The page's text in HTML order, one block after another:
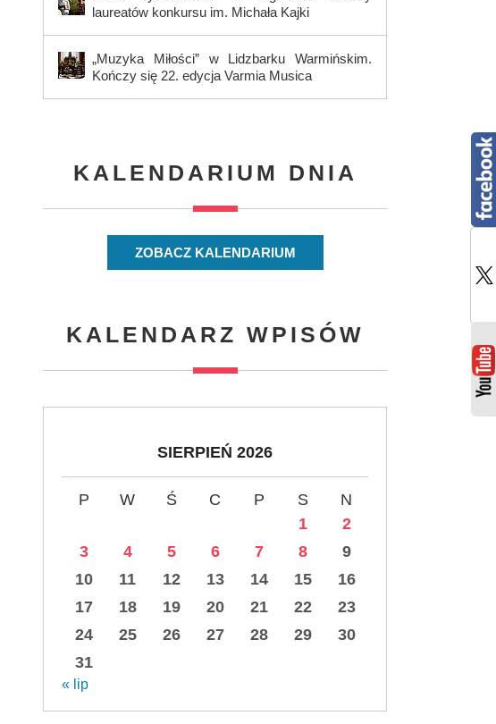
laureatów konkursu im. Michała Kajki
„Muzyka Miłości” w Lidzbarku Warmińskim.
Kończy się 22. edycja Varmia Musica
KALENDARIUM DNIA
ZOBACZ KALENDARIUM
KALENDARZ WPISÓW
SIERPIEŃ 2026
P W Ś C P S
N
1
2
3
4 5 6 7 8
9
10
11 12 13 14 15
16
17
18 19 20 21 22
23
24
25 26 27 28 29
30
31
« lip